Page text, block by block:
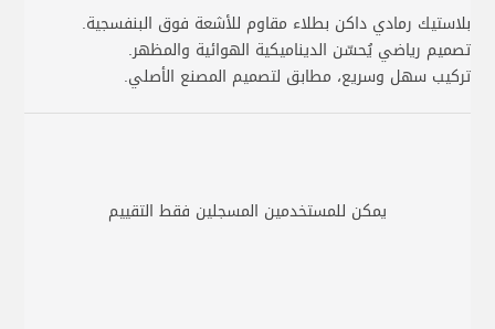
بلاستيك رمادي داكن بطلاء مقاوم للأشعة فوق البنفسجية.
تصميم رياضي يُحسّن الديناميكية الهوائية والمظهر.
تركيب سهل وسريع، مطابق لتصميم المصنع الأصلي.
يمكن للمستخدمين المسجلين فقط التقييم